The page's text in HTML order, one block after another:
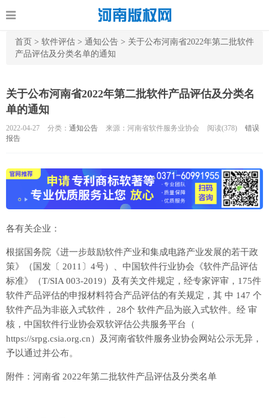
首页 > 软件评估 > 通知公告 > 关于公布河南省2022年第二批软件
产品评估及分类名单的通知
关于公布河南省2022年第二批软件产品评估及分类名
单的通知
2022-04-27 分类： 通知公告 来源：河南省软件服务业协会 阅读(378)
错误
报告
各有关企业：
根据国务院《进一步鼓励软件产业和集成电路产业发展的若干政
策》（国发〔 2011〕4号）、中国软件行业协会《软件产品评估
标准》（T/SIA 003-2019）及有关文件规定，经专家评审，175件
软件产品评估的申报材料符合产品评估的有关规定，其 中 147 个
软件产品为非嵌入式软件， 28个 软件产品为嵌入式软件。经 审
核，中国软件行业协会双软评估公共服务平台（
https://srpg.csia.org.cn）及河南省软件服务业协会网站公示无异，
予以通过并公布。
附件：河南省 2022年第二批软件产品评估及分类名单